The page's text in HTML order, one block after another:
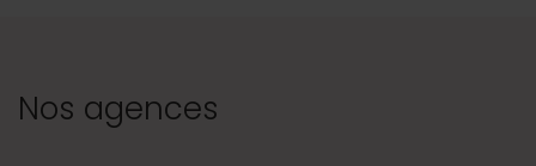
Nos agences